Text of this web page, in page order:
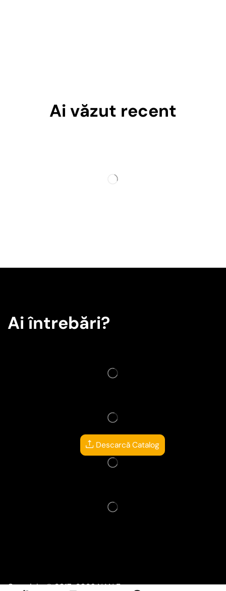
Ai văzut recent
Ai întrebări?
Copyright © 2017-2026NAN Events
Descarcă Catalog